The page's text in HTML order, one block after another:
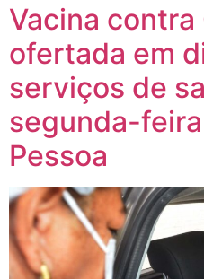
Vacina
ofertada em
serviços de
segunda-
Pessoa